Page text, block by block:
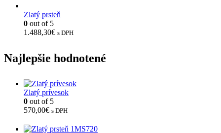
Zlatý prsteň
0 out of 5
1.488,30€ s DPH
Najlepšie hodnotené
Zlatý prívesok
0 out of 5
570,00€ s DPH